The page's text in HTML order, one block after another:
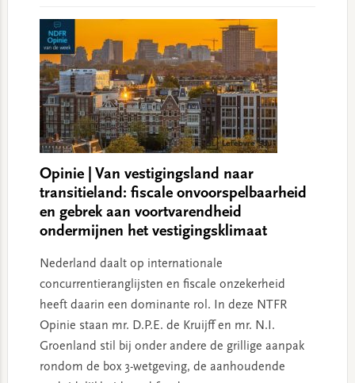
Opinie | Van vestigingsland naar
transitieland: fiscale onvoorspelbaarheid
en gebrek aan voortvarendheid
ondermijnen het vestigingsklimaat
Nederland daalt op internationale
concurrentieranglijsten en fiscale onzekerheid
heeft daarin een dominante rol. In deze NTFR
Opinie staan mr. D.P.E. de Kruijff en mr. N.I.
Groenland stil bij onder andere de grillige aanpak
rondom de box 3-wetgeving, de aanhoudende